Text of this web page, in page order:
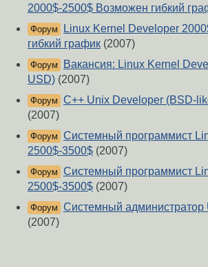
2000$-2500$ Возможен гибкий
Форум
Linux Kernel Developer
гибкий график (2007)
Форум
Вакансия: Linux Kernel
USD) (2007)
Форум C++ Unix Developer (BSD-
(2007)
Форум Системный программист
2500$-3500$ (2007)
Форум Системный программист
2500$-3500$ (2007)
Форум Системный администратор
(2007)